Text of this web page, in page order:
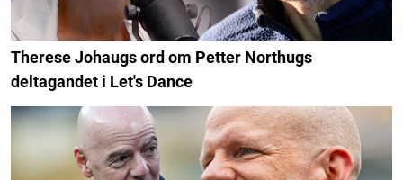
Therese Johaugs ord om Petter Northugs
deltagandet i Let's Dance